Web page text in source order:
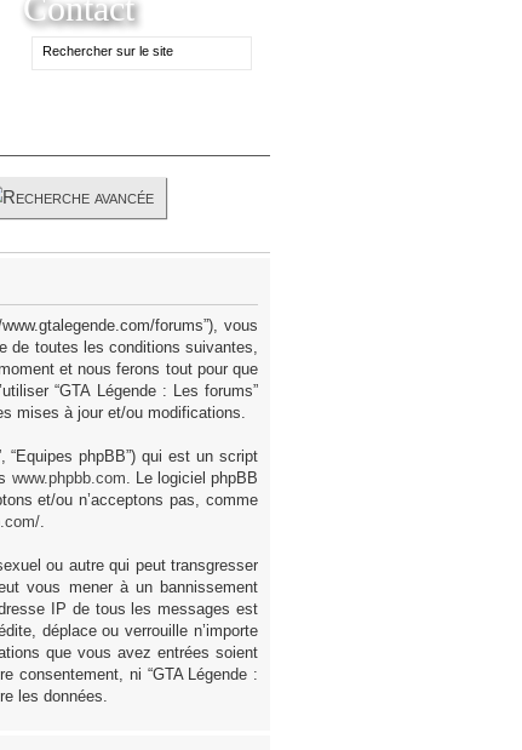
forums”), vous
de toutes les conditions suivantes,
et nous ferons tout pour que
“GTA Légende : Les forums”
mises à jour et/ou modifications.
“Equipes phpBB”) qui est un script
www.phpbb.com. Le logiciel phpBB
et/ou n’acceptons pas, comme
.
ou autre qui peut transgresser
vous mener à un bannissement
IP de tous les messages est
déplace ou verrouille n’importe
que vous avez entrées soient
consentement, ni “GTA Légende :
les données.